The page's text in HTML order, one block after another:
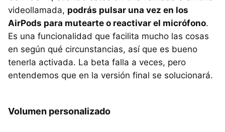
videollamada, podrás pulsar una vez en los
AirPods para mutearte o reactivar el micrófono.
Es una funcionalidad que facilita mucho las cosas
en según qué circunstancias, así que es bueno
tenerla activada. La beta falla a veces, pero
entendemos que en la versión final se solucionará.
Volumen personalizado